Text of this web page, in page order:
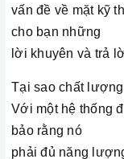
vấn đề về mặt kỹ
cho bạn những
lời khuyên và trả
Tại sao chất
Với một hệ thống
bảo rằng nó
phải đủ năng